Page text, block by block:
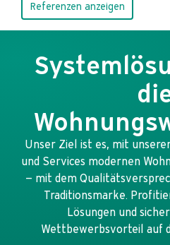
Referenzen anzeigen
Unser Ziel ist es, mit
und Services modernen
— mit dem
Traditionsmarke.
Lösungen und
Wettbewerbsvorteil auf